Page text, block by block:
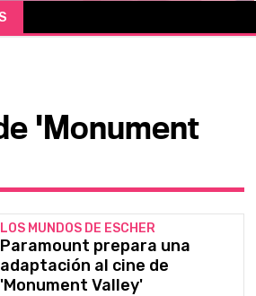
'Monument
LOS MUNDOS DE ESCHER
Paramount prepara una
adaptación al cine de
'Monument Valley'